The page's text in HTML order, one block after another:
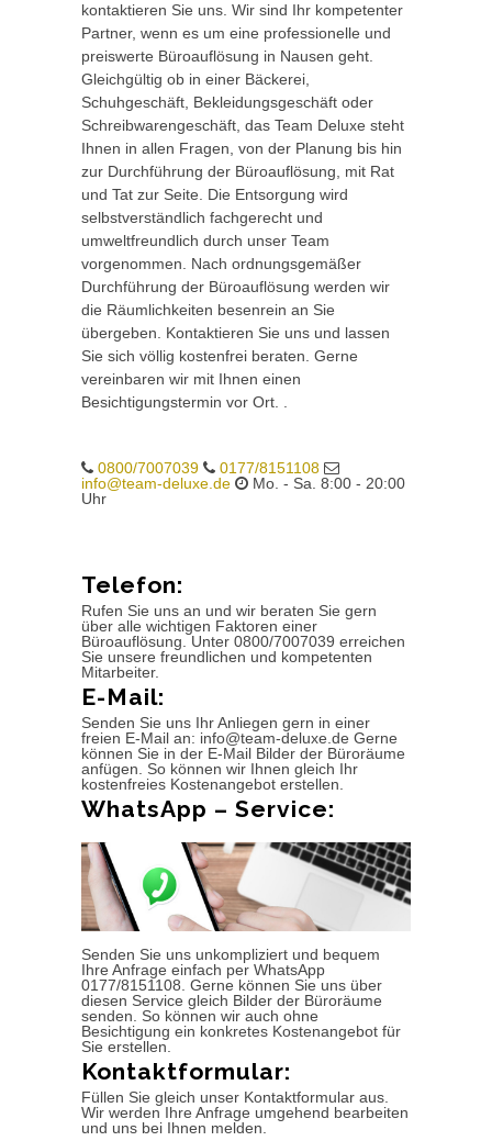
kontaktieren Sie uns. Wir sind Ihr kompetenter
Partner, wenn es um eine professionelle und
preiswerte Büroauflösung in Nausen geht.
Gleichgültig ob in einer Bäckerei,
Schuhgeschäft, Bekleidungsgeschäft oder
Schreibwarengeschäft, das Team Deluxe steht
Ihnen in allen Fragen, von der Planung bis hin
zur Durchführung der Büroauflösung, mit Rat
und Tat zur Seite. Die Entsorgung wird
selbstverständlich fachgerecht und
umweltfreundlich durch unser Team
vorgenommen. Nach ordnungsgemäßer
Durchführung der Büroauflösung werden wir
die Räumlichkeiten besenrein an Sie
übergeben. Kontaktieren Sie uns und lassen
Sie sich völlig kostenfrei beraten. Gerne
vereinbaren wir mit Ihnen einen
Besichtigungstermin vor Ort. .
0800/7007039
0177/8151108
info@team-deluxe.de
Mo. - Sa. 8:00 - 20:00
Uhr
Telefon:
Rufen Sie uns an und wir beraten Sie gern
über alle wichtigen Faktoren einer
Büroauflösung. Unter 0800/7007039 erreichen
Sie unsere freundlichen und kompetenten
Mitarbeiter.
E-Mail:
Senden Sie uns Ihr Anliegen gern in einer
freien E-Mail an: info@team-deluxe.de Gerne
können Sie in der E-Mail Bilder der Büroräume
anfügen. So können wir Ihnen gleich Ihr
kostenfreies Kostenangebot erstellen.
WhatsApp – Service:
Senden Sie uns unkompliziert und bequem
Ihre Anfrage einfach per WhatsApp
0177/8151108. Gerne können Sie uns über
diesen Service gleich Bilder der Büroräume
senden. So können wir auch ohne
Besichtigung ein konkretes Kostenangebot für
Sie erstellen.
Kontaktformular:
Füllen Sie gleich unser Kontaktformular aus.
Wir werden Ihre Anfrage umgehend bearbeiten
und uns bei Ihnen melden.